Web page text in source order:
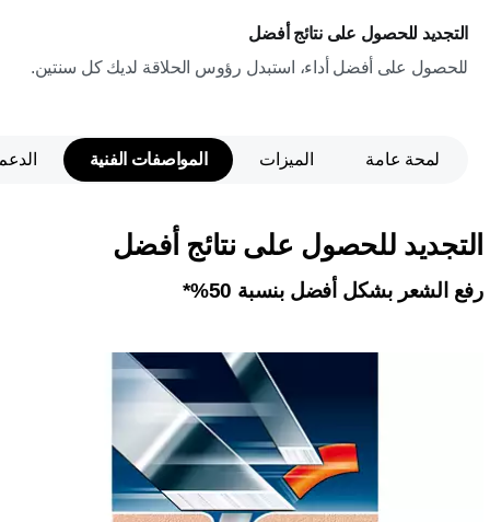
التجديد للحصول على نتائج أفضل
للحصول على أفضل أداء، استبدل رؤوس الحلاقة لديك كل سنتين.
لمحة عامة الميزات المواصفات الفنية
التجديد للحصول على نتائج أفضل
رفع الشعر بشكل أفضل بنسبة 50%*